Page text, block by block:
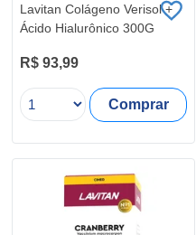
Lavitan Colágeno Verisol +
Ácido Hialurônico 300G
R$ 93,99
Comprar